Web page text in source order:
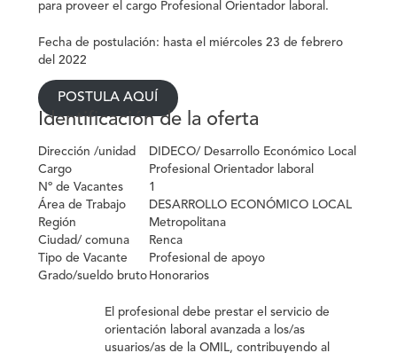
para proveer el cargo Profesional Orientador laboral.
Fecha de postulación: hasta el miércoles 23 de febrero
del 2022
POSTULA AQUÍ
Identificación de la oferta
Dirección /unidad
DIDECO/ Desarrollo Económico Local
Cargo
Profesional Orientador laboral
Nº de Vacantes
1
Área de Trabajo
DESARROLLO ECONÓMICO LOCAL
Región
Metropolitana
Ciudad/ comuna
Renca
Tipo de Vacante
Profesional de apoyo
Grado/sueldo bruto Honorarios
El profesional debe prestar el servicio de
orientación laboral avanzada a los/as
usuarios/as de la OMIL, contribuyendo al